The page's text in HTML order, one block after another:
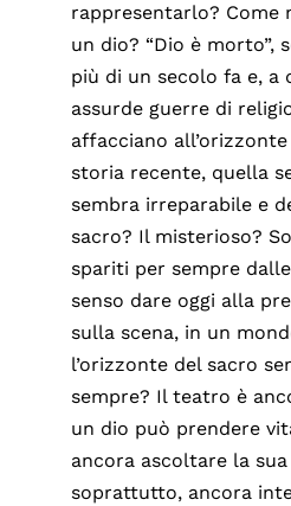
rappresentarlo? Come
un dio? “Dio è morto”,
più di un secolo fa e, a
assurde guerre di
affacciano
storia recente, quella
sembra irreparabile e
sacro? Il misterioso?
spariti per sempre
senso dare oggi alla
sulla scena, in un
l’orizzonte del sacro
sempre? Il teatro è
un dio può prendere
ancora ascoltare la sua
soprattutto, ancora